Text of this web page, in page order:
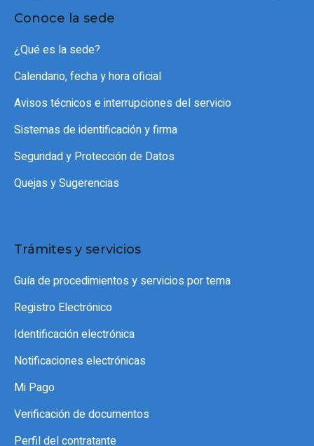
Conoce la sede
¿Qué es la sede?
Calendario, fecha y hora oficial
Avisos técnicos e interrupciones del servicio
Sistemas de identificación y firma
Seguridad y Protección de Datos
Quejas y Sugerencias
Trámites y servicios
Guía de procedimientos y servicios por tema
Registro Electrónico
Identificación electrónica
Notificaciones electrónicas
Mi Pago
Verificación de documentos
Perfil del contratante